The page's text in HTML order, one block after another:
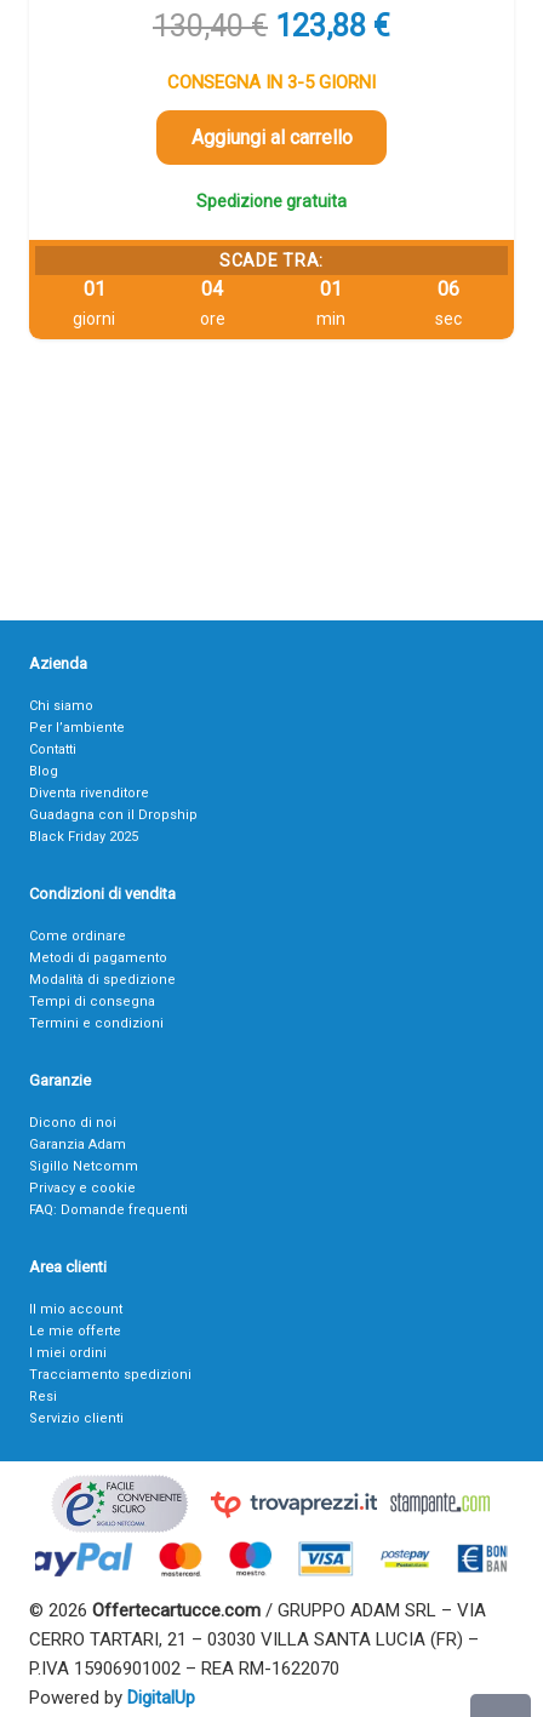
130,40€ Il
prezzo
originale
era:
130,40 €.
123,88 €Il
CONSEGNA IN 3-5 GIORNI
Aggiungi al carrello
Spedizione gratuita
SCADE TRA:
01
giorni
04
ore
01
min
06
sec
Azienda
Chi siamo
Per l’ambiente
Contatti
Blog
Diventa rivenditore
Guadagna con il Dropship
Black Friday 2025
Condizioni di vendita
Come ordinare
Metodi di pagamento
Modalità di spedizione
Tempi di consegna
Termini e condizioni
Garanzie
Dicono di noi
Garanzia Adam
Sigillo Netcomm
Privacy e cookie
FAQ: Domande frequenti
Area clienti
Il mio account
Le mie offerte
I miei ordini
Tracciamento spedizioni
Resi
Servizio clienti
© 2026 Offertecartucce.com / GRUPPO ADAM SRL – VIA
CERRO TARTARI, 21 – 03030 VILLA SANTA LUCIA (FR) –
P.IVA 15906901002 – REA RM-1622070
Powered by DigitalUp